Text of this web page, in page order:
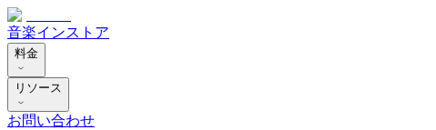
音楽インストア
料金
リソース
お問い合わせ